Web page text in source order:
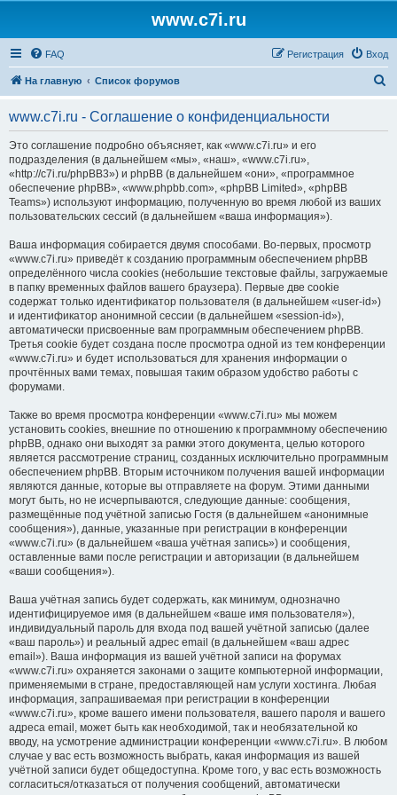
www.c7i.ru
FAQ Вход
Регистрация
На главную Список форумов
www.c7i.ru - Соглашение о конфиденциальности
Это соглашение подробно объясняет, как «www.c7i.ru» и его
подразделения (в дальнейшем «мы», «наш», «www.c7i.ru»,
«http://c7i.ru/phpBB3») и phpBB (в дальнейшем «они», «программное
обеспечение phpBB», «www.phpbb.com», «phpBB Limited», «phpBB
Teams») используют информацию, полученную во время любой из ваших
пользовательских сессий (в дальнейшем «ваша информация»).
Ваша информация собирается двумя способами. Во-первых, просмотр
«www.c7i.ru» приведёт к созданию программным обеспечением phpBB
определённого числа cookies (небольшие текстовые файлы, загружаемые
в папку временных файлов вашего браузера). Первые две cookie
содержат только идентификатор пользователя (в дальнейшем «user-id»)
и идентификатор анонимной сессии (в дальнейшем «session-id»),
автоматически присвоенные вам программным обеспечением phpBB.
Третья cookie будет создана после просмотра одной из тем конференции
«www.c7i.ru» и будет использоваться для хранения информации о
прочтённых вами темах, повышая таким образом удобство работы с
форумами.
Также во время просмотра конференции «www.c7i.ru» мы можем
установить cookies, внешние по отношению к программному обеспечению
phpBB, однако они выходят за рамки этого документа, целью которого
является рассмотрение страниц, созданных исключительно программным
обеспечением phpBB. Вторым источником получения вашей информации
являются данные, которые вы отправляете на форум. Этими данными
могут быть, но не исчерпываются, следующие данные: сообщения,
размещённые под учётной записью Гостя (в дальнейшем «анонимные
сообщения»), данные, указанные при регистрации в конференции
«www.c7i.ru» (в дальнейшем «ваша учётная запись») и сообщения,
оставленные вами после регистрации и авторизации (в дальнейшем
«ваши сообщения»).
Ваша учётная запись будет содержать, как минимум, однозначно
идентифицируемое имя (в дальнейшем «ваше имя пользователя»),
индивидуальный пароль для входа под вашей учётной записью (далее
«ваш пароль») и реальный адрес email (в дальнейшем «ваш адрес
email»). Ваша информация из вашей учётной записи на форумах
«www.c7i.ru» охраняется законами о защите компьютерной информации,
применяемыми в стране, предоставляющей нам услуги хостинга. Любая
информация, запрашиваемая при регистрации в конференции
«www.c7i.ru», кроме вашего имени пользователя, вашего пароля и вашего
адреса email, может быть как необходимой, так и необязательной ко
вводу, на усмотрение администрации конференции «www.c7i.ru». В любом
случае у вас есть возможность выбрать, какая информация из вашей
учётной записи будет общедоступна. Кроме того, у вас есть возможность
согласиться/отказаться от получения сообщений, автоматически